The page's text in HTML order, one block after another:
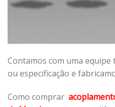
Contamos com uma equipe
ou especificação e
Como comprar